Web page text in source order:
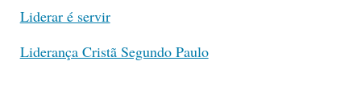
Liderar é servir
Liderança Cristã Segundo Paulo